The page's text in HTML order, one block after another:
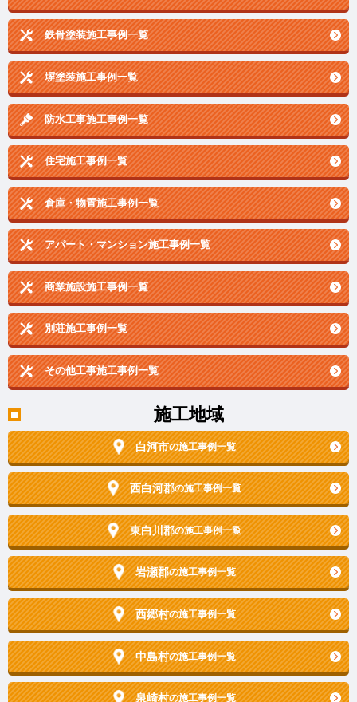
鉄骨塗装施工事例一覧
塀塗装施工事例一覧
防水工事施工事例一覧
住宅施工事例一覧
倉庫・物置施工事例一覧
アパート・マンション施工事例一覧
商業施設施工事例一覧
別荘施工事例一覧
その他工事施工事例一覧
施工地域
白河市の施工事例一覧
西白河郡の施工事例一覧
東白川郡の施工事例一覧
岩瀬郡の施工事例一覧
西郷村の施工事例一覧
中島村の施工事例一覧
泉崎村の施工事例一覧